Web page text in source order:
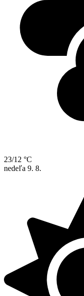
23/12 °C
nedeľa 9. 8.